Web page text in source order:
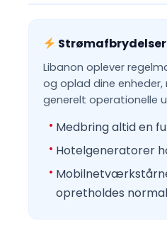
Libanon oplever
og oplad dine
generelt operationelle
Medbring altid en
Hotelgeneratorer
opretholdes